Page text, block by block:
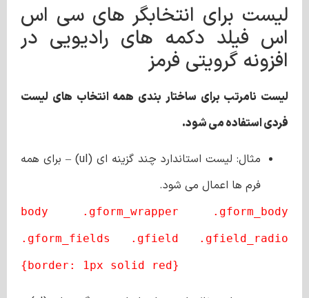
لیست برای انتخابگر های سی اس
اس فیلد دکمه‌ های رادیویی در
افزونه گرویتی فرمز
لیست نامرتب برای ساختار بندی همه انتخاب‌ های لیست
فردی استفاده می‌ شود.
مثال: لیست استاندارد چند گزینه ای (ul) – برای همه
فرم ها اعمال می شود.
body .gform_wrapper .gform_body
.gform_fields .gfield .gfield_radio
{border: 1px solid red}